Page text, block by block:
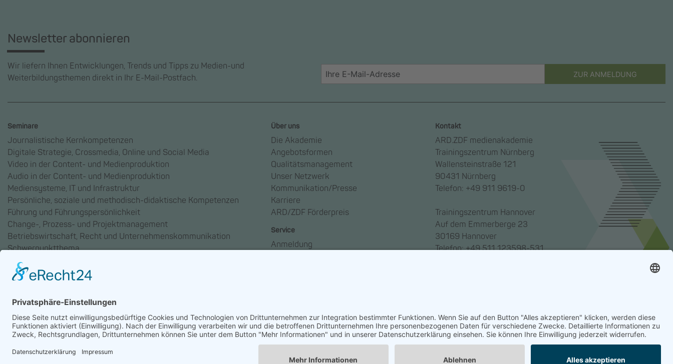
Newsletter abonnieren
Wir liefern Ihnen Entwicklungen, Trends und Tipps zu Medien-und
Weiterbildungsthemen direkt in Ihr E-Mail-Postfach.
ZUR ANMELDUNG
Seminare
Journalistische Kernkompetenzen
Digitale Strategie, Crossmedia, Online und Social Media
Video in der Content- und Medienproduktion
Audio in der Content- und Medienproduktion
Mediensysteme, IT und Infrastruktur
Persönliche, soziale und methodisch-didaktische Kompetenzen
Führung und Führungspersönlichkeit
Change-, Prozess- und Projektmanagement
Betriebswirtschaft, Recht und Unternehmenskommunikation
Schwerpunktthema
Über uns
Die Akademie
Angebotsformen
Qualitätsmanagement
Unser Netzwerk
Kommunikation/Presse
Karriere
ARD/ZDF Förderpreis
Service
Anmeldung
Kontakt
ARD.ZDF medienakademie
Trainingszentrum Nürnberg
Wallensteinstraße 121
90431 Nürnberg
Telefon: +49 911 9619-0
Trainingszentrum Hannover
Auf dem Emmerberge 23
30169 Hannover
Telefon: +49 511 123598-531
AGB Datenschutz Impressum Widerruf erklären